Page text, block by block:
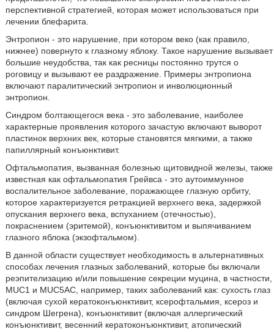
перспективной стратегией, которая может использоваться при
лечении блефарита.
Энтропион - это нарушение, при котором веко (как правило,
нижнее) повернуто к глазному яблоку. Такое нарушение вызывает
большие неудобства, так как ресницы постоянно трутся о
роговицу и вызывают ее раздражение. Примеры энтропиона
включают паралитический энтропион и инволюционный
энтропион.
Синдром болтающегося века - это заболевание, наиболее
характерные проявления которого зачастую включают выворот
пластинок верхних век, которые становятся мягкими, а также
папиллярный конъюнктивит.
Офтальмопатия, вызванная болезнью щитовидной железы, также
известная как офтальмопатия Грейвса - это аутоиммунное
воспалительное заболевание, поражающее глазную орбиту,
которое характеризуется ретракцией верхнего века, задержкой
опускания верхнего века, вспуханием (отечностью),
покраснением (эритемой), конъюнктивитом и выпячиванием
глазного яблока (экзофтальмом).
В данной области существует необходимость в альтернативных
способах лечения глазных заболеваний, которые бы включали
реэпителизацию и/или повышение секреции муцина, в частности,
MUC1 и MUC5AC, например, таких заболеваний как: сухость глаз
(включая сухой кератоконъюнктивит, ксерофтальмия, ксероз и
синдром Шегрена), конъюнктивит (включая аллергический
конъюнктивит, весенний кератоконъюнктивит, атопический